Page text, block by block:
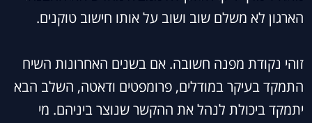
הארגון לא משלם שוב ושוב על אותו חישוב טוקנים.
זוהי נקודת מפנה חשובה. אם בשנים האחרונות השיח
התמקד בעיקר במודלים, פרומפטים ודאטה, השלב הבא
יתמקד ביכולת לנהל את ההקשר שנוצר ביניהם. מי